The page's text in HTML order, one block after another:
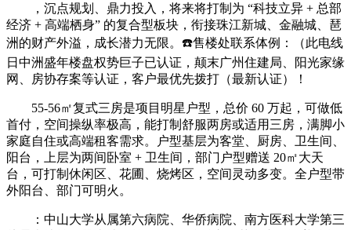
，沉点规划、鼎力投入，将来将打制为 “科技立异 + 总部
经济 + 高端栖身” 的复合型板块，衔接珠江新城、金融城、琶
洲的财产外溢，成长潜力无限。☎️售楼处联系体例：（此电线
日中洲盛年楼盘权势巨子已认证，颠末广州住建局、阳光家缘
网、房协存案等认证，客户最优先拨打（最新认证）！
55-56㎡复式三房是项目明星户型，总价 60 万起，可做低
首付，空间操纵率极高，能打制舒服两房或适用三房，满脚小
家庭自住或高端租客需求。户型基层为客堂、厨房、卫生间、
阳台，上层为两间卧室 + 卫生间，部门户型赠送 20㎡大天
台，可打制休闲区、花圃、烧烤区，空间灵动多变。全户型带
外阳台、部门可明火。
：中山大学从属第六病院、华侨病院、南方医科大学第三